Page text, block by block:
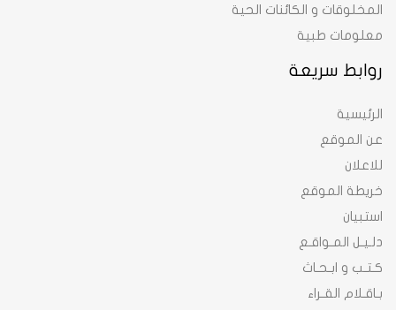
روابط سريعة
الرئيسية
عن الموقع
للاعلان
خريطة الموقع
استبيان
دلـيـل المـواقـع
كـتـب و ابـحـاث
بـاقـلام القـراء
المخلوقات و الكائنات الحية
معلومات طبية